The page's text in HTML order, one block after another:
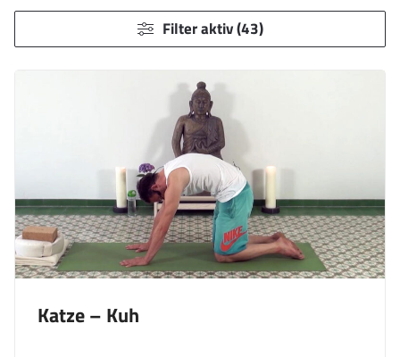
Filter aktiv (43)
Katze – Kuh